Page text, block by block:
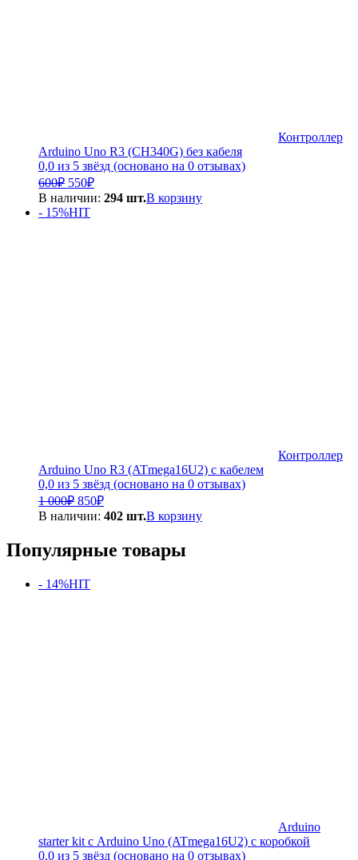
Контроллер
Arduino Uno R3 (CH340G) без кабеля
0,0 из 5 звёзд (основано на 0 отзывах)
600₽ Первоначальная
цена
составляла
550₽Текущая
цена:
В наличии: 294 шт.В корзину
- 15%HIT
Контроллер
Arduino Uno R3 (ATmega16U2) с кабелем
0,0 из 5 звёзд (основано на 0 отзывах)
1 000₽ Первоначальная
цена
000₽.
850₽Текущая
цена:
В наличии: 402 шт.В корзину
Популярные товары
- 14%HIT
Arduino
starter kit с Arduino Uno (ATmega16U2) с коробкой
0,0 из 5 звёзд (основано на 0 отзывах)